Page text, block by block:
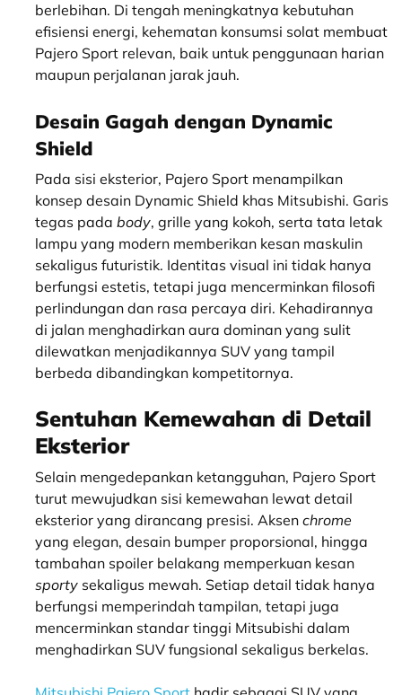
berlebihan. Di tengah meningkatnya kebutuhan
efisiensi energi, kehematan konsumsi solat membuat
Pajero Sport relevan, baik untuk penggunaan harian
maupun perjalanan jarak jauh.
Desain Gagah dengan Dynamic
Shield
Pada sisi eksterior, Pajero Sport menampilkan
konsep desain Dynamic Shield khas Mitsubishi. Garis
tegas pada body, grille yang kokoh, serta tata letak
lampu yang modern memberikan kesan maskulin
sekaligus futuristik. Identitas visual ini tidak hanya
berfungsi estetis, tetapi juga mencerminkan filosofi
perlindungan dan rasa percaya diri. Kehadirannya
di jalan menghadirkan aura dominan yang sulit
dilewatkan menjadikannya SUV yang tampil
berbeda dibandingkan kompetitornya.
Sentuhan Kemewahan di Detail
Eksterior
Selain mengedepankan ketangguhan, Pajero Sport
turut mewujudkan sisi kemewahan lewat detail
eksterior yang dirancang presisi. Aksen chrome
yang elegan, desain bumper proporsional, hingga
tambahan spoiler belakang memperkuan kesan
sporty sekaligus mewah. Setiap detail tidak hanya
berfungsi memperindah tampilan, tetapi juga
mencerminkan standar tinggi Mitsubishi dalam
menghadirkan SUV fungsional sekaligus berkelas.